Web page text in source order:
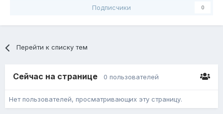
Подписчики 0
Перейти к списку тем
Сейчас на странице 0 пользователей
Нет пользователей, просматривающих эту страницу.